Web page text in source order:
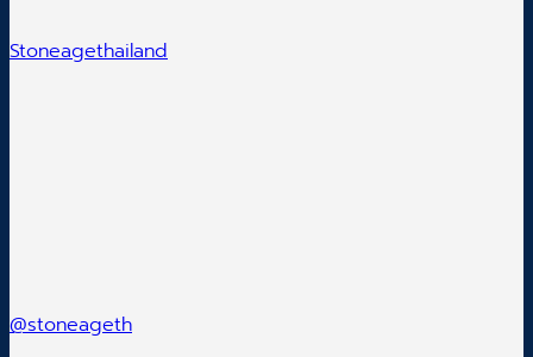
Stoneagethailand
@stoneageth